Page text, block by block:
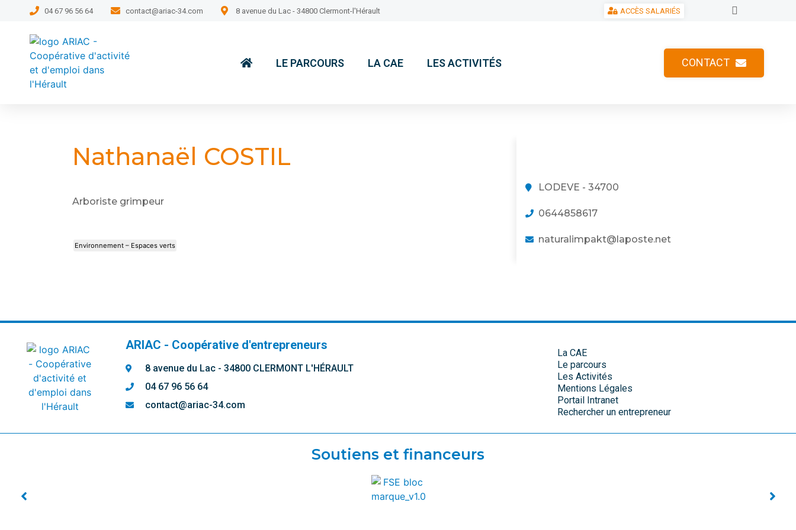
04 67 96 56 64 contact@ariac-34.com 8 avenue du Lac - 34800 Clermont-l'Hérault ACCÈS SALARIÉS
LE PARCOURS LA CAE LES ACTIVITÉS CONTACT
Nathanaël COSTIL
Arboriste grimpeur
Environnement – Espaces verts
LODEVE - 34700
0644858617
naturalimpakt@laposte.net
ARIAC - Coopérative d'entrepreneurs
8 avenue du Lac - 34800 CLERMONT L'HÉRAULT
04 67 96 56 64
contact@ariac-34.com
La CAE
Le parcours
Les Activités
Mentions Légales
Portail Intranet
Rechercher un entrepreneur
Soutiens et financeurs